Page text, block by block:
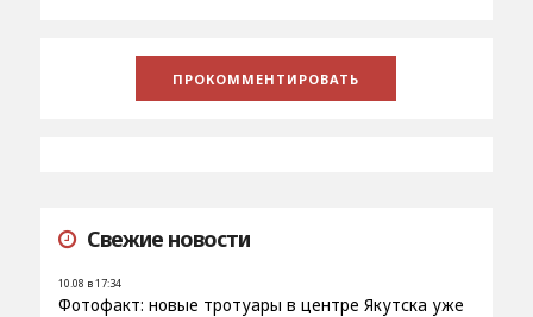
Свежие новости
10.08 в 17:34
Фотофакт: новые тротуары в центре Якутска уже